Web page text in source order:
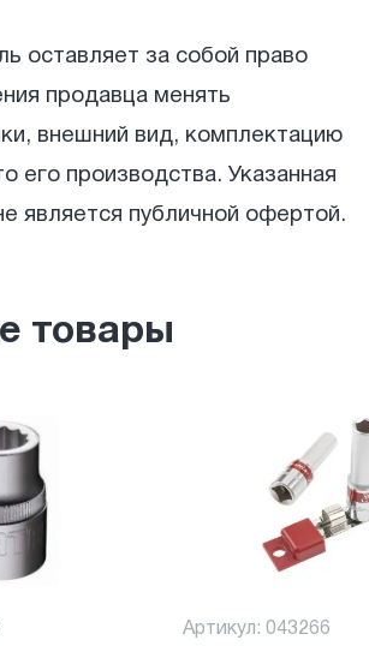
оставляет за собой право
продавца менять
внешний вид, комплектацию
его производства. Указанная
является публичной офертой.
товары
Артикул: 043266